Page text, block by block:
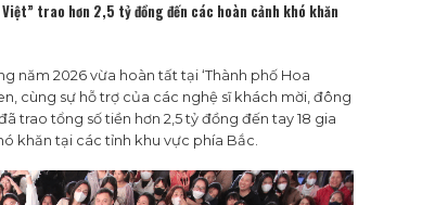
trao hơn 2,5 tỷ đồng đến các hoàn cảnh khó khăn
năm 2026 vừa hoàn tất tại ‘Thành phố Hoa
cùng sự hỗ trợ của các nghệ sĩ khách mời, đông
trao tổng số tiền hơn 2,5 tỷ đồng đến tay 18 gia
khăn tại các tỉnh khu vực phía Bắc.